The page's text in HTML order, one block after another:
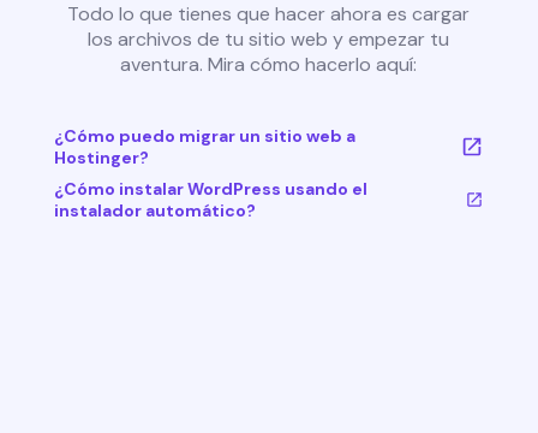
Todo lo que tienes que hacer ahora es cargar
los archivos de tu sitio web y empezar tu
aventura. Mira cómo hacerlo aquí:
¿Cómo puedo migrar un sitio web a
Hostinger?
¿Cómo instalar WordPress usando el
instalador automático?